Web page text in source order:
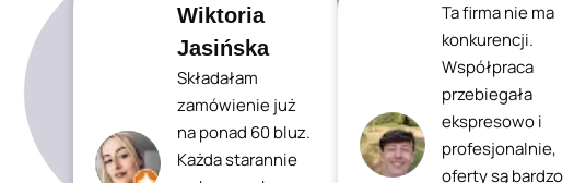
Wiktoria
Jasińska
Składałam
zamówienie już
na ponad 60 bluz.
Każda starannie
Ta firma nie ma
konkurencji.
Współpraca
przebiegała
ekspresowo i
profesjonalnie,
oferty są bardzo